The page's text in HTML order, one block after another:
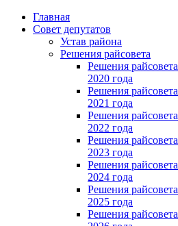
Главная
Совет депутатов
Устав района
Решения райсовета
Решения райсовета
2020 года
Решения райсовета
2021 года
Решения райсовета
2022 года
Решения райсовета
2023 года
Решения райсовета
2024 года
Решения райсовета
2025 года
Решения райсовета